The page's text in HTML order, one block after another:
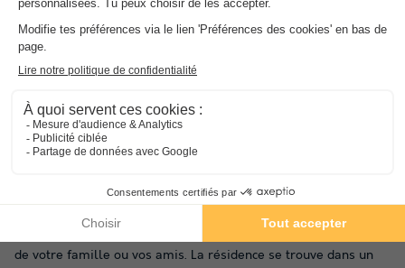
lèvres. Pendant votre séjour au Chalet Elliot Est, incitez-les à
découvrir les différentes activités prévues pour leur âge.
Cet endroit vous intéresse ? Alors, faites une réservation en
meilleurs prix en France ou ailleurs.
Près du Chalet Elliot Est
Le Chalet Elliot Esten Savoieparviendra à satisfaire
Courchevel, vous y vivrez des vacances qui vous rapprocheront
de votre famille ou vos amis. La résidence se trouve dans un